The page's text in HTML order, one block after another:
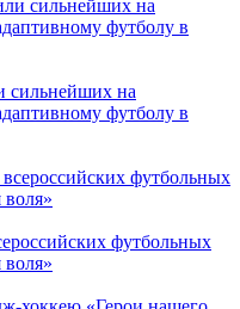
сильнейших на
футболу в
футбольных